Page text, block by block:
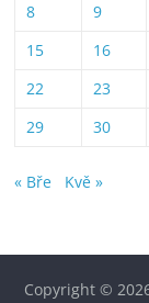
8
9
15
16
22
23
29
30
« Bře Kvě »
Copyright ©